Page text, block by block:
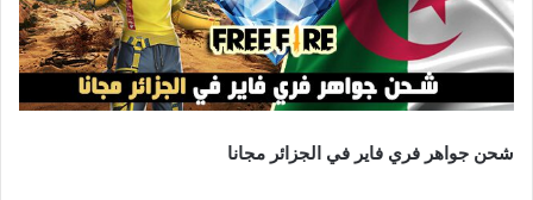
ا
إ
ل
ك
ر
شحن جواهر فري فاير في الجزائر مجانا